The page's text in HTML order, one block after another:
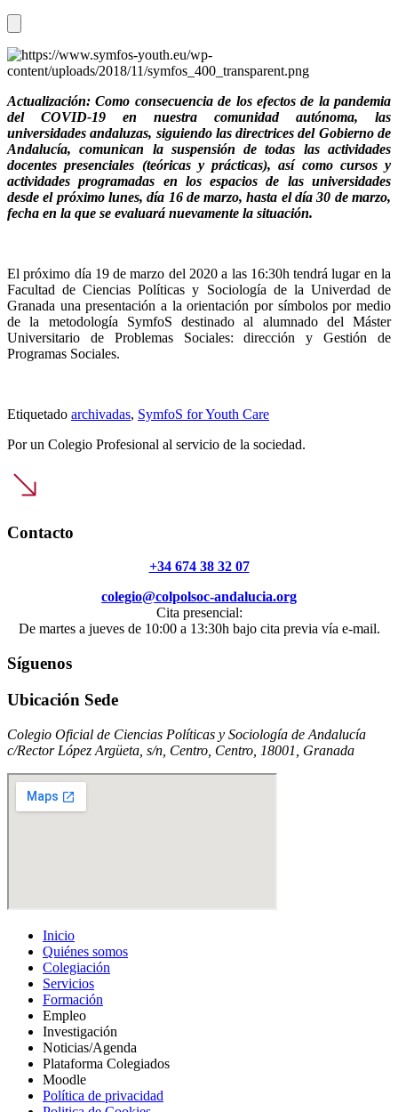
Actualización: Como consecuencia de los efectos de la pandemia
del COVID-19 en nuestra comunidad autónoma, las
universidades andaluzas, siguiendo las directrices del Gobierno de
Andalucía, comunican la suspensión de todas las actividades
docentes presenciales (teóricas y prácticas), así como cursos y
actividades programadas en los espacios de las universidades
desde el próximo lunes, día 16 de marzo, hasta el día 30 de marzo,
fecha en la que se evaluará nuevamente la situación.
El próximo día 19 de marzo del 2020 a las 16:30h tendrá lugar en la
Facultad de Ciencias Políticas y Sociología de la Univerdad de
Granada una presentación a la orientación por símbolos por medio
de la metodología SymfoS destinado al alumnado del Máster
Universitario de Problemas Sociales: dirección y Gestión de
Programas Sociales.
Etiquetado archivadas, SymfoS for Youth Care
Por un Colegio Profesional al servicio de la sociedad.
Contacto
+34 674 38 32 07
colegio@colpolsoc-andalucia.org
Cita presencial:
De martes a jueves de 10:00 a 13:30h bajo cita previa vía e-mail.
Síguenos
Ubicación Sede
Colegio Oficial de Ciencias Políticas y Sociología de Andalucía
c/Rector López Argüeta, s/n, Centro, Centro, 18001, Granada
Inicio
Quiénes somos
Colegiación
Servicios
Formación
Empleo
Investigación
Noticias/Agenda
Plataforma Colegiados
Moodle
Política de privacidad